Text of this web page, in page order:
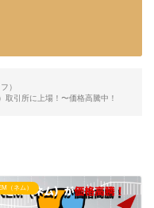
）
引所に上場！〜価格高騰中！
（ネム）